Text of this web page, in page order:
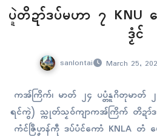
ပ္ဍဲတိဍာ်ဒပ်မဟာ ၇ KNU
ဒၟံၚ်
sanlontai March 25,
ကအ်ကြိက်၊ မာတ် ၂၄ ပပ္တံနူဂိတုမာတ်
ရၚ်ကွဲ) သ္ကုတ်သၟဝ်ကျာကအ်ကြိက် တိဍာ်ဒ
ကံၚ်ဇြဳပၞာန်ကဵု ဒပ်ပံၚ်ကောံ KNLA တံ